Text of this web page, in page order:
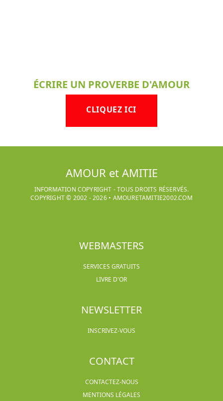
ÉCRIRE UN PROVERBE D'AMOUR
CLIQUEZ ICI
AMOUR et AMITIE
INFORMATION COPYRIGHT - TOUS DROITS RÉSERVÉS.
COPYRIGHT © 2002 -2026• AMOURETAMITIE2002.COM
WEBMASTERS
SERVICES GRATUITS
LIVRE D'OR
NEWSLETTER
INSCRIVEZ-VOUS
CONTACT
CONTACTEZ-NOUS
MENTIONS LÉGALES